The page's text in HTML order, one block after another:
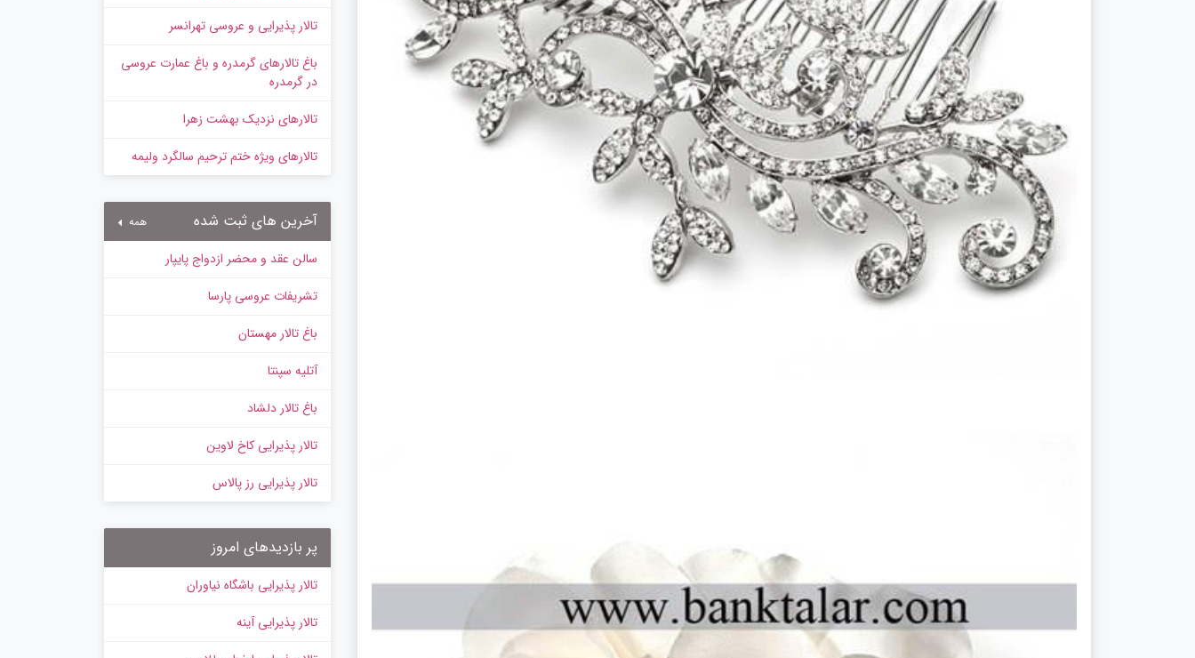
تالار پذیرایی و عروسی تهرانسر
باغ تالارهای گرمدره و باغ عمارت عروسی
در گرمدره
تالارهای نزدیک بهشت زهرا
تالارهای ویژه ختم ترحیم سالگرد ولیمه
آخرین های ثبت شده همه
سالن عقد و محضر ازدواج پایپار
تشریفات عروسی پارسا
باغ تالار مهستان
آتلیه سپنتا
باغ تالار دلشاد
تالار پذیرایی کاخ لاوین
تالار پذیرایی رز پالاس
پر بازدیدهای امروز
تالار پذیرایی باشگاه نیاوران
تالار پذیرایی آینه